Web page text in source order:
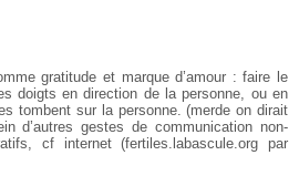
gratitude et marque d’amour : faire le
doigts en direction de la personne, ou en
tombent sur la personne. (merde on dirait
d’autres gestes de communication non-
cf internet (fertiles.labascule.org par